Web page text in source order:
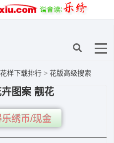
花样下载排行 > 花版高级搜索
图案 靓花
绣币/现金